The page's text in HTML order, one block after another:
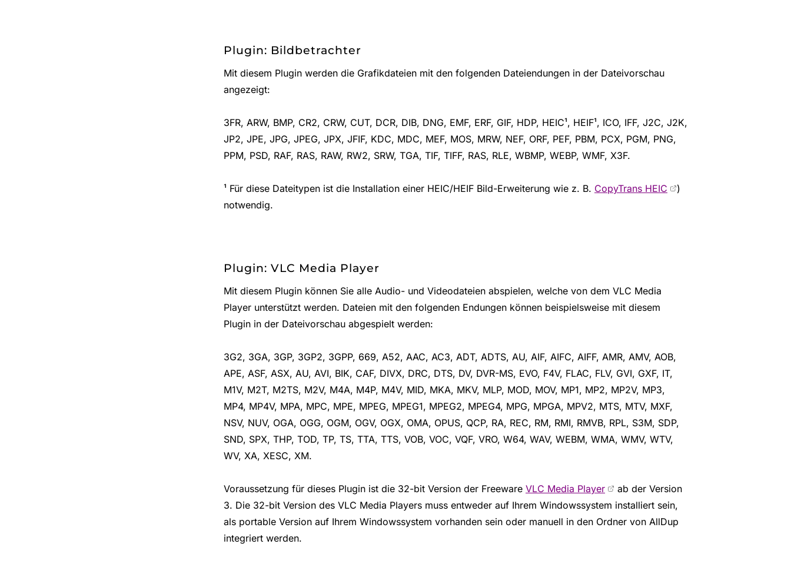
Plugin: Bildbetrachter
Mit diesem Plugin werden die Grafikdateien mit den folgenden Dateiendungen in der Dateivorschau
angezeigt:
3FR, ARW, BMP, CR2, CRW, CUT, DCR, DIB, DNG, EMF, ERF, GIF, HDP, HEIC¹, HEIF¹, ICO, IFF, J2C, J2K,
JP2, JPE, JPG, JPEG, JPX, JFIF, KDC, MDC, MEF, MOS, MRW, NEF, ORF, PEF, PBM, PCX, PGM, PNG,
PPM, PSD, RAF, RAS, RAW, RW2, SRW, TGA, TIF, TIFF, RAS, RLE, WBMP, WEBP, WMF, X3F.
¹ Für diese Dateitypen ist die Installation einer HEIC/HEIF Bild-Erweiterung wie z. B. CopyTrans HEIC
)
notwendig.
Plugin: VLC Media Player
Mit diesem Plugin können Sie alle Audio- und Videodateien abspielen, welche von dem VLC Media
Player unterstützt werden. Dateien mit den folgenden Endungen können beispielsweise mit diesem
Plugin in der Dateivorschau abgespielt werden:
3G2, 3GA, 3GP, 3GP2, 3GPP, 669, A52, AAC, AC3, ADT, ADTS, AU, AIF, AIFC, AIFF, AMR, AMV, AOB,
APE, ASF, ASX, AU, AVI, BIK, CAF, DIVX, DRC, DTS, DV, DVR-MS, EVO, F4V, FLAC, FLV, GVI, GXF, IT,
M1V, M2T, M2TS, M2V, M4A, M4P, M4V, MID, MKA, MKV, MLP, MOD, MOV, MP1, MP2, MP2V, MP3,
MP4, MP4V, MPA, MPC, MPE, MPEG, MPEG1, MPEG2, MPEG4, MPG, MPGA, MPV2, MTS, MTV, MXF,
NSV, NUV, OGA, OGG, OGM, OGV, OGX, OMA, OPUS, QCP, RA, REC, RM, RMI, RMVB, RPL, S3M, SDP,
SND, SPX, THP, TOD, TP, TS, TTA, TTS, VOB, VOC, VQF, VRO, W64, WAV, WEBM, WMA, WMV, WTV,
WV, XA, XESC, XM.
Voraussetzung für dieses Plugin ist die 32-bit Version der Freeware VLC Media Player
ab der Version
3. Die 32-bit Version des VLC Media Players muss entweder auf Ihrem Windowssystem installiert sein,
als portable Version auf Ihrem Windowssystem vorhanden sein oder manuell in den Ordner von AllDup
integriert werden.